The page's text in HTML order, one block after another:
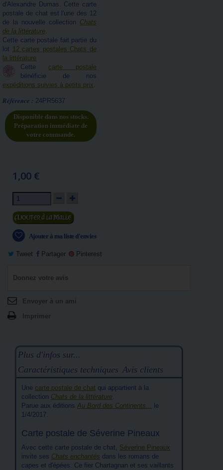
d'Alexandre Dumas. Cette carte
postale de chat est l'une des 12
de la nouvelle collection Chats
de la littérature.
Cette carte postale fait partie du
lot 12 cartes postales Chats de
la littérature
Cette carte postale
bénéficie de nos
expéditions suivies à petits prix.
Référence : 24PR5637
Disponible dans nos stocks.
Préparation immédiate de
votre commande.
1,00 €
Ajouter au panier
Ajouter à ma liste d'envies
Tweet Partager Pinterest
Donnez votre avis
Envoyer à un ami
Imprimer
Plus d'infos sur...
Caractéristiques techniques Avis clients
Une carte postale de chat qui appartient à la
collection Chats de la littérature.
Parue aux éditions Au Bord des Continents...
le
1/4/2017.
Carte postale de Séverine Pineaux
Avec cette carte postale de chat, Séverine Pineaux
invite ses Chats enchantés dans les romans de
capes et d'épées. Ce fier Chartagnan et ses vaillants